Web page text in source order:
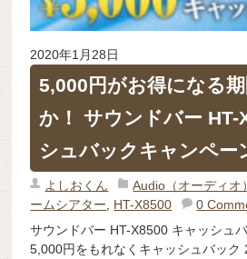
2020年1月28日
5,000円がお得になる
か！ サウンドバー HT-
シュバックキャンペー
よしおくん Audio（オーディオ）
ームシアター
HT-X8500
0
サウンドバー HT-X8500 キャッシュ
5,000円をもれなくキャッシュバック